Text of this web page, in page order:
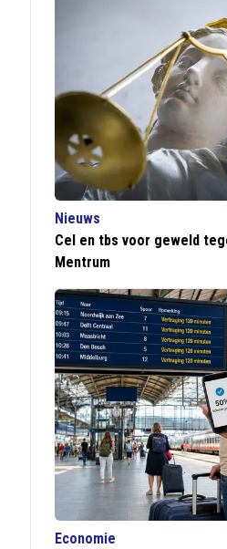
Nieuws
Cel en tbs voor geweld
Mentrum
Economie